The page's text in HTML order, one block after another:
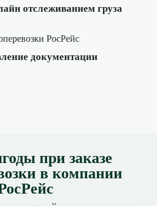
отслеживанием груза
документации
при заказе
в компании